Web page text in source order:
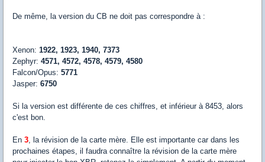
De même, la version du CB ne doit pas correspondre à :
Xenon: 1922, 1923, 1940, 7373
Zephyr: 4571, 4572, 4578, 4579, 4580
Falcon/Opus: 5771
Jasper: 6750
Si la version est différente de ces chiffres, et inférieur à 8453, alors
c'est bon.
En 3, la révision de la carte mère. Elle est importante car dans les
prochaines étapes, il faudra connaître la révision de la carte mère